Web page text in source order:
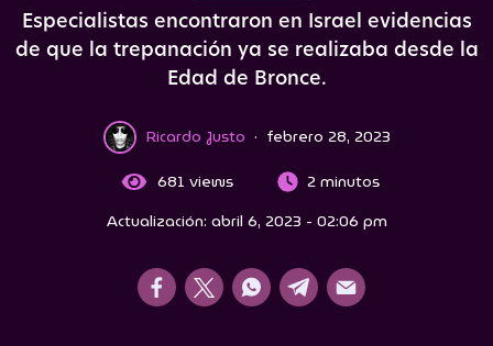
Especialistas encontraron en Israel evidencias
de que la trepanación ya se realizaba desde la
Edad de Bronce.
Ricardo Justo · febrero 28, 2023
681 views
2 minutos
Actualización: abril 6, 2023 - 02:06 pm